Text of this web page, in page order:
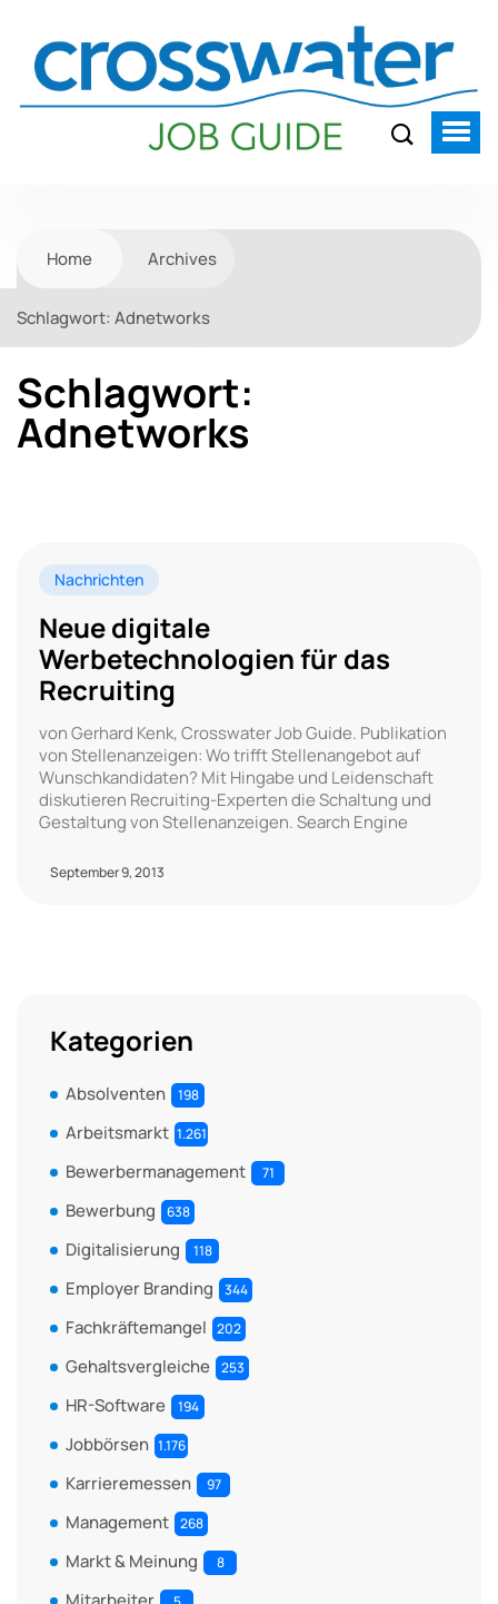
Home Archives
Schlagwort: Adnetworks
Schlagwort:
Adnetworks
Nachrichten
Neue digitale
Werbetechnologien für das
Recruiting
von Gerhard Kenk, Crosswater Job Guide. Publikation
von Stellenanzeigen: Wo trifft Stellenangebot auf
Wunschkandidaten? Mit Hingabe und Leidenschaft
diskutieren Recruiting-Experten die Schaltung und
Gestaltung von Stellenanzeigen. Search Engine
September 9, 2013
Kategorien
Absolventen 198
Arbeitsmarkt 1.261
Bewerbermanagement 71
Bewerbung 638
Digitalisierung 118
Employer Branding 344
Fachkräftemangel 202
Gehaltsvergleiche 253
HR-Software 194
Jobbörsen 1.176
Karrieremessen 97
Management 268
Markt & Meinung 8